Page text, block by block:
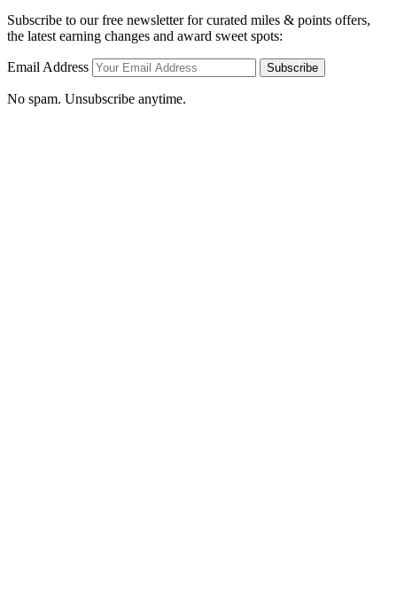
Subscribe to our free newsletter for curated miles & points offers,
the latest earning changes and award sweet spots:
Email Address Subscribe
No spam. Unsubscribe anytime.